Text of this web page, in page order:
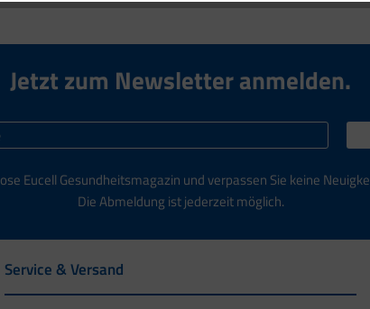
Jetzt zum Newsletter anmelden.
Eucell Gesundheitsmagazin und verpassen Sie keine
Die Abmeldung ist jederzeit möglich.
Service & Versand